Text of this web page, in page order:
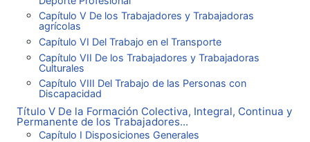
Capítulo V De los Trabajadores y Trabajadoras
agrícolas
Capítulo VI Del Trabajo en el Transporte
Capítulo VII De los Trabajadores y Trabajadoras
Culturales
Capítulo VIII Del Trabajo de las Personas con
Discapacidad
Título V De la Formación Colectiva, Integral, Continua y
Permanente de los Trabajadores...
Capítulo I Disposiciones Generales